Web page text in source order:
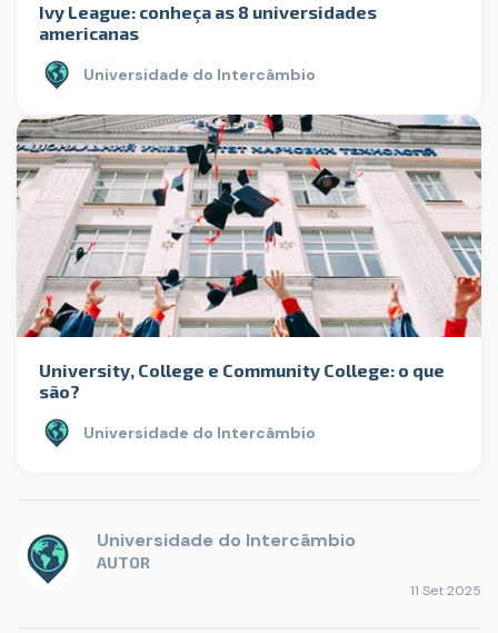
Ivy League: conheça as 8 universidades
americanas
Universidade do Intercâmbio
University, College e Community College: o que
são?
Universidade do Intercâmbio
Universidade do Intercâmbio
AUTOR
11 Set 2025